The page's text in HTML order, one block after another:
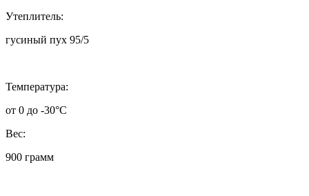
Утеплитель:
гусиный пух 95/5
Температура:
от 0 до -30°C
Вес:
900 грамм